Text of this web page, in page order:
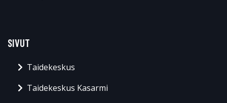
SIVUT
Taidekeskus
Taidekeskus Kasarmi